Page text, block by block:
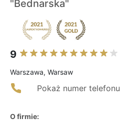
"Bednarska"
9
Warszawa, Warsaw
Pokaż numer telefonu
O firmie: